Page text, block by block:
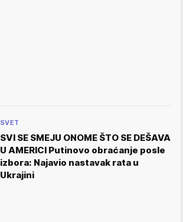
SVET
SVI SE SMEJU ONOME ŠTO SE DEŠAVA
U AMERICI Putinovo obraćanje posle
izbora: Najavio nastavak rata u
Ukrajini